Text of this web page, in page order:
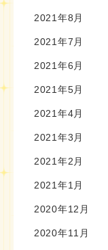
2021年8月
2021年7月
2021年6月
2021年5月
2021年4月
2021年3月
2021年2月
2021年1月
2020年12月
2020年11月